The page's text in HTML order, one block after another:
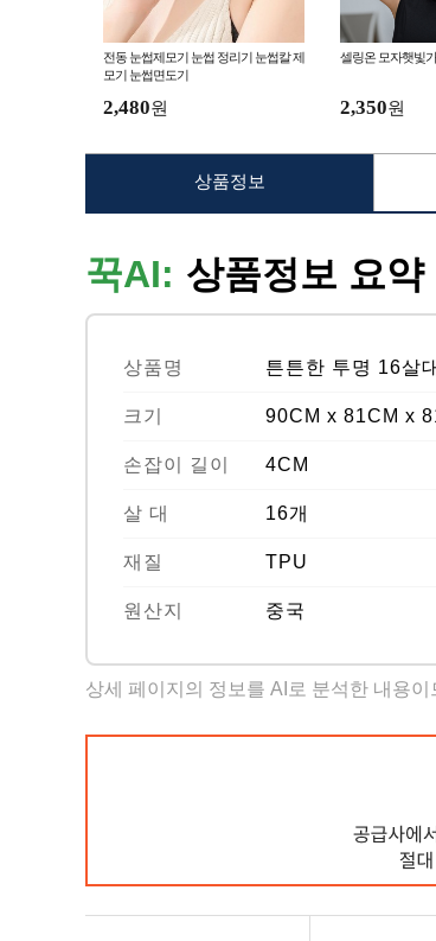
전동 눈썹제모기 눈썹 정리기 눈썹칼 제
모기 눈썹면도기
2,480원
셀링온 모자햇빛
2,350원
꾹AI: 상품정보 요약
상품명 튼튼한 투명 16살
크기 90CM x 81CM x
손잡이 길이 4CM
살 대 16개
재질 TPU
원산지 중국
상세 페이지의 정보를 AI로 분석한 내용
상품정보